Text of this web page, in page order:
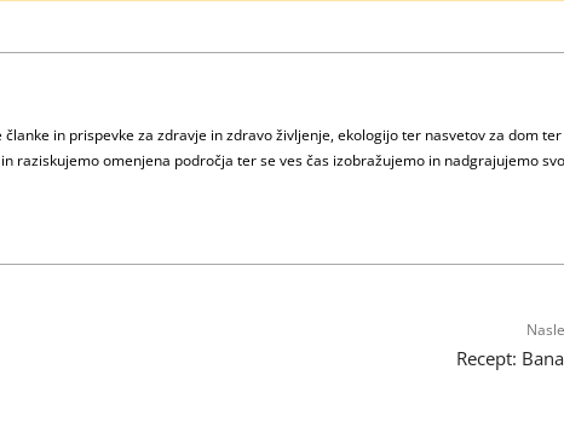
in prispevke za zdravje in zdravo življenje, ekologijo ter nasvetov za dom ter
raziskujemo omenjena področja ter se ves čas izobražujemo in nadgrajujemo
Recept: